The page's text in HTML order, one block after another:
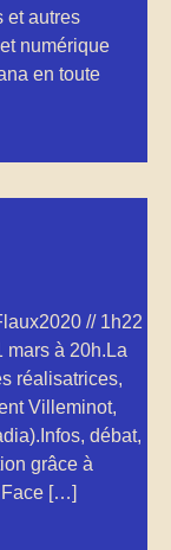
et autres
numérique
en toute
// 1h22
mars à 20h.La
réalisatrices,
Villeminot,
débat,
grâce à
Face […]